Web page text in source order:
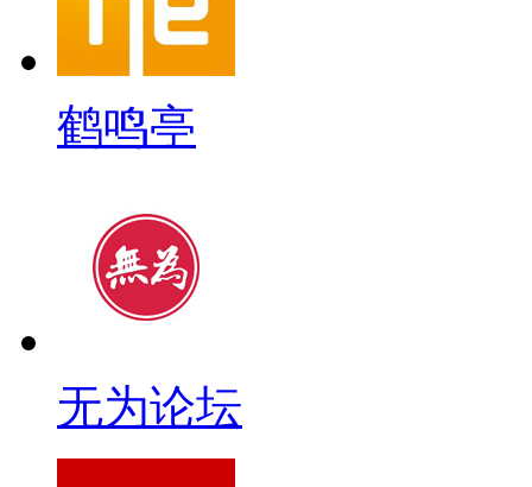
鹤鸣亭
无为论坛